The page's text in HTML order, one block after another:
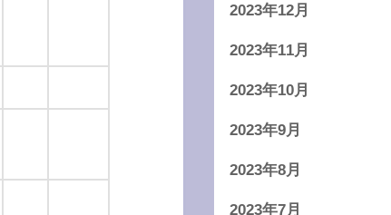
2023年12月
2023年11月
2023年10月
2023年9月
2023年8月
2023年7月